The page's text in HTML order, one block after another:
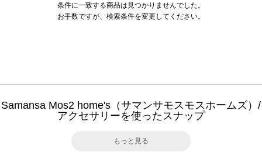
条件に一致する商品は見つかりませんでした。
お手数ですが、検索条件を変更してください。
Samansa Mos2 home's（サマンサモスモスホームズ）/
アクセサリーを使ったスナップ
もっと見る